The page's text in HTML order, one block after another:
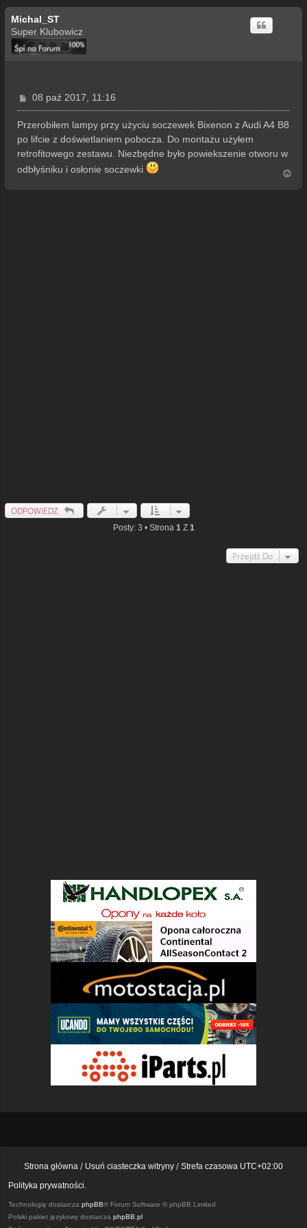
Michal_ST
Super Klubowicz
P
o
s
08 paź 2017, 11:16
Przerobiłem lampy przy użyciu soczewek Bixenon z Audi A4 B8
po lifcie z doświetlaniem pobocza. Do montażu użyłem
retrofitowego zestawu. Niezbędne było powiekszenie otworu w
odbłyśniku i osłonie soczewki
ODPOWIEDZ
Posty: 3 • Strona 1 Z 1
Przejdź Do
Strona główna Usuń ciasteczka witryny Strefa czasowa UTC+02:00
Polityka prywatności.
Technologię dostarcza phpBB® Forum Software © phpBB Limited
Polski pakiet językowy dostarcza phpBB.pl